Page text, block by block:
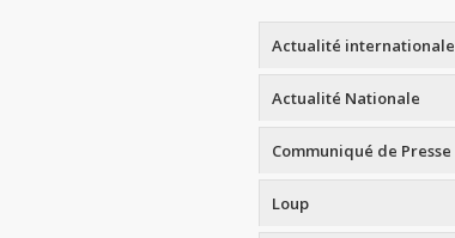
Actualité internationale
Actualité Nationale
Communiqué de Presse
Loup